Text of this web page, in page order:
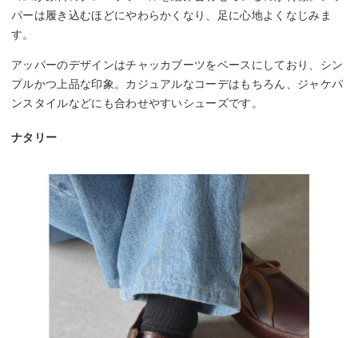
パーは履き込むほどにやわらかくなり、足に心地よくなじみま
す。
アッパーのデザインはチャッカブーツをベースにしており、シン
プルかつ上品な印象。カジュアルなコーデはもちろん、ジャケパ
ンスタイルなどにも合わせやすいシューズです。
ナタリー